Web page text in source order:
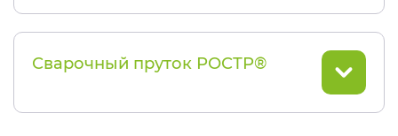
Сварочный пруток РОСТР®